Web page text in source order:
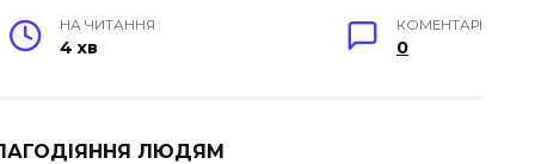
НА ЧИТАННЯ
4 хв
КОМЕНТАРІ
0
ЛЮДЯМ